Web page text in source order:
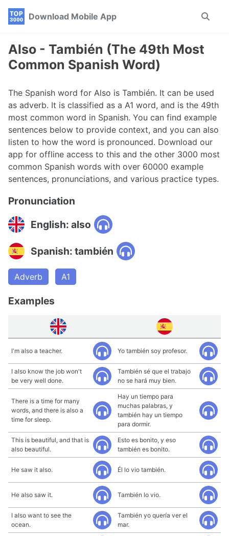
Skip
navigation
Skip
Skip
Download Mobile App
Toggle
Also - También (The 49th Most
Common Spanish Word)
The Spanish word for Also is También. It can be used
as adverb. It is classified as a A1 word, and is the 49th
most common word in Spanish. You can find example
sentences below to provide context, and you can also
listen to how the word is pronounced. Download our
app for offline access to this and the other 3000 most
common Spanish words with over 60000 example
sentences, pronunciations, and various practice types.
Pronunciation
English: also
Spanish: también
Adverb A1
Examples
I'm also a teacher. Yo también soy profesor.
I also know the job won't
be very well done.
También sé que el trabajo
no se hará muy bien.
There is a time for many
words, and there is also a
time for sleep.
Hay un tiempo para
muchas palabras, y
también hay un tiempo
para dormir.
This is beautiful, and that is
also beautiful.
Esto es bonito, y eso
también es bonito.
He saw it also. Él lo vio también.
He also saw it. También lo vio.
I also want to see the
ocean.
También yo quería ver el
mar.